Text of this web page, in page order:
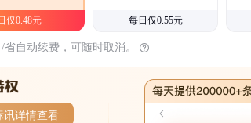
仅0.48元 每日仅0.55元
省自动续费，可随时取消。
讯详情查看